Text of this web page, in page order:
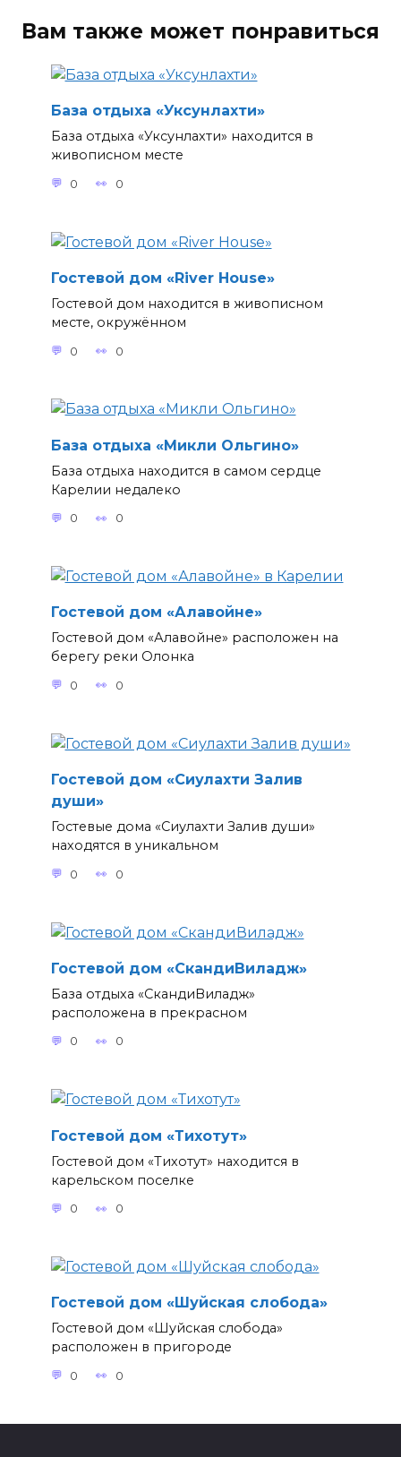
Вам также может понравиться
База отдыха «Уксунлахти»
База отдыха «Уксунлахти» находится в
живописном месте
0 0
Гостевой дом «River House»
Гостевой дом находится в живописном
месте, окружённом
0 0
База отдыха «Микли Ольгино»
База отдыха находится в самом сердце
Карелии недалеко
0 0
Гостевой дом «Алавойне»
Гостевой дом «Алавойне» расположен на
берегу реки Олонка
0 0
Гостевой дом «Сиулахти Залив
души»
Гостевые дома «Сиулахти Залив души»
находятся в уникальном
0 0
Гостевой дом «СкандиВиладж»
База отдыха «СкандиВиладж»
расположена в прекрасном
0 0
Гостевой дом «Тихотут»
Гостевой дом «Тихотут» находится в
карельском поселке
0 0
Гостевой дом «Шуйская слобода»
Гостевой дом «Шуйская слобода»
расположен в пригороде
0 0